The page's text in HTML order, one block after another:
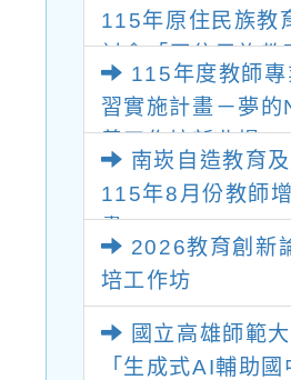
115年原住民族教
討會「原住民族教
勢與發展」
115年度教師專
習實施計畫－夢的
養工作坊新北場
南崁自造教育
115年8月份教師
畫
2026教育創新
培工作坊
國立高雄師範
「生成式AI輔助